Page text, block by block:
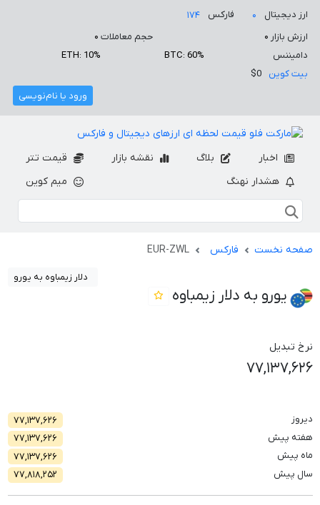
ارز دیجیتال ۰ فارکس
۱۷۴
ارزش بازار ۰ حجم معاملات ۰
دامیننس
BTC: 60%
ETH: 10%
بیت کوین
$0
ورود یا نام‌نویسی
اخبار بلاگ نقشه بازار
قیمت تتر
هشدار نهنگ
میم کوین
صفحه نخست فارکس EUR-ZWL
دلار زیمباوه به یورو
یورو به دلار زیمباوه
نرخ تبدیل
۷۷,۱۳۷,۶۲۶
دیروز
۷۷,۱۳۷,۶۲۶
هفته پیش
۷۷,۱۳۷,۶۲۶
ماه پیش
۷۷,۱۳۷,۶۲۶
سال پیش
۷۷,۸۱۸,۲۵۲